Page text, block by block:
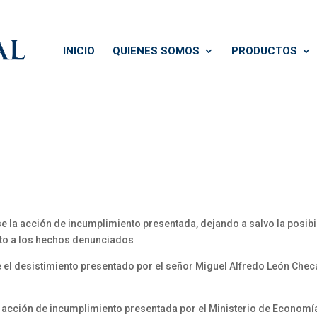
INICIO QUIENES SOMOS PRODUCTOS
la acción de incumplimiento presentada, dejando a salvo la
a los hechos denunciados
el desistimiento presentado por el señor Miguel Alfredo León
de incumplimiento presentada por el Ministerio de